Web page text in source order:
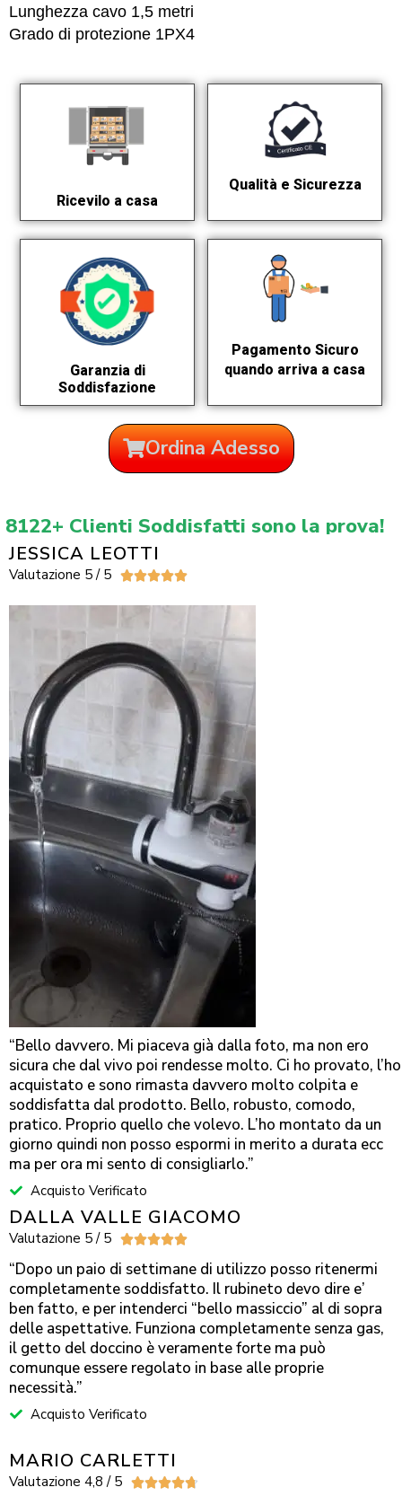
Lunghezza cavo 1,5 metri
Grado di protezione 1PX4
Ricevilo a casa
Qualità e Sicurezza
Garanzia di
Soddisfazione
Pagamento Sicuro
quando arriva a casa
Ordina Adesso
8122+ Clienti Soddisfatti sono la prova!
JESSICA LEOTTI
Valutazione 5 / 5 
“Bello davvero. Mi piaceva già dalla foto, ma non ero
sicura che dal vivo poi rendesse molto. Ci ho provato, l’ho
acquistato e sono rimasta davvero molto colpita e
soddisfatta dal prodotto. Bello, robusto, comodo,
pratico. Proprio quello che volevo. L’ho montato da un
giorno quindi non posso espormi in merito a durata ecc
ma per ora mi sento di consigliarlo.”
Acquisto Verificato
DALLA VALLE GIACOMO
Valutazione 5 / 5 
“Dopo un paio di settimane di utilizzo posso ritenermi
completamente soddisfatto. Il rubineto devo dire e’
ben fatto, e per intenderci “bello massiccio” al di sopra
delle aspettative. Funziona completamente senza gas,
il getto del doccino è veramente forte ma può
comunque essere regolato in base alle proprie
necessità.”
Acquisto Verificato
MARIO CARLETTI
Valutazione 4,8 / 5 